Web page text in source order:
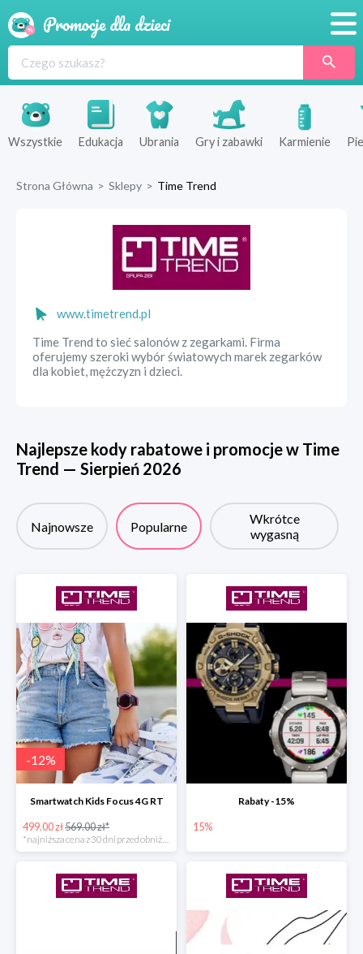
Produkty
Sklepy
Wszystkie Edukacja Ubrania Gry i zabawki Karmienie
Strona Główna > Sklepy > Time Trend
www.timetrend.pl
Time Trend to sieć salonów z zegarkami. Firma
oferujemy szeroki wybór światowych marek zegarków
dla kobiet, mężczyzn i dzieci.
Najlepsze kody rabatowe i promocje w Time
Trend — Sierpień 2026
Najnowsze Popularne
Wkrótce
wygasną
-12%
Smartwatch Kids Focus 4G RT
499.00 zł569.00 zł*
*najniższa cena z 30 dni przed obniżką
Rabaty -15%
15%